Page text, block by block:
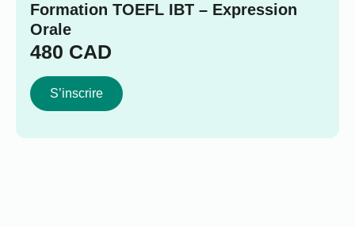
Formation TOEFL IBT – Expression
Orale
480 CAD
S’inscrire